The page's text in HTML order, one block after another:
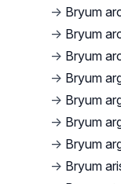
→ Bryum
→ Bryum
→ Bryum
→ Bryum
→ Bryum
→ Bryum
→ Bryum
→ Bryum